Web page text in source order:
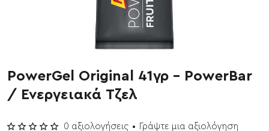
Έχει εξαντληθεί
PowerGel Original 41γρ - PowerBar
/ Ενεργειακά Τζελ
0 αξιολογήσεις • Γράψτε μια αξιολόγηση